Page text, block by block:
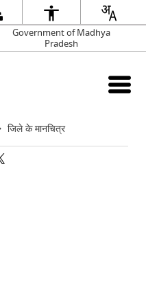
Government of Madhya
Pradesh
जिले के मानचित्र